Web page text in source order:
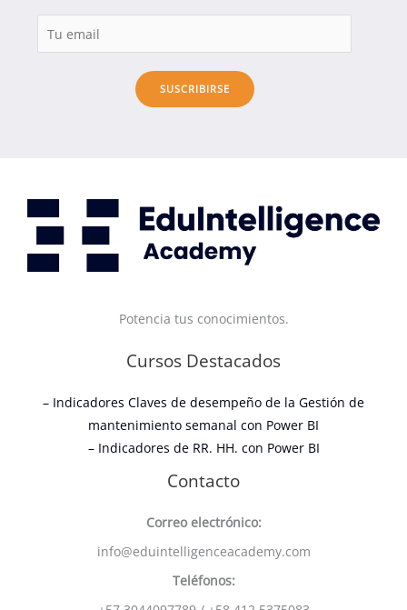
SUSCRIBIRSE
Potencia tus conocimientos.
Cursos Destacados
– Indicadores Claves de desempeño de la Gestión de
mantenimiento semanal con Power BI
– Indicadores de RR. HH. con Power BI
Contacto
Correo electrónico:
info@eduintelligenceacademy.com
Teléfonos: